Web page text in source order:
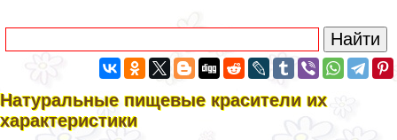
Натуральные пищевые красители их
хаpaктеристики